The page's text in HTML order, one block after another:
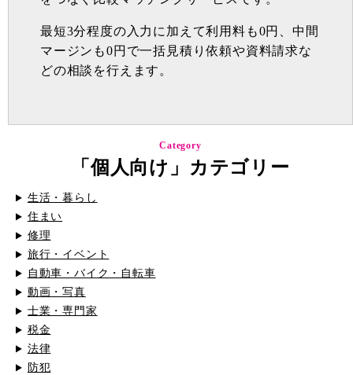
最短3分程度の入力に加えて利用料も0円、中間
マージンも0円で一括見積り依頼や資料請求な
どの相談を行えます。
Category
「個人向け」カテゴリー
生活・暮らし
住まい
修理
旅行・イベント
自動車・バイク・自転車
動画・写真
士業・専門家
税金
法律
防犯